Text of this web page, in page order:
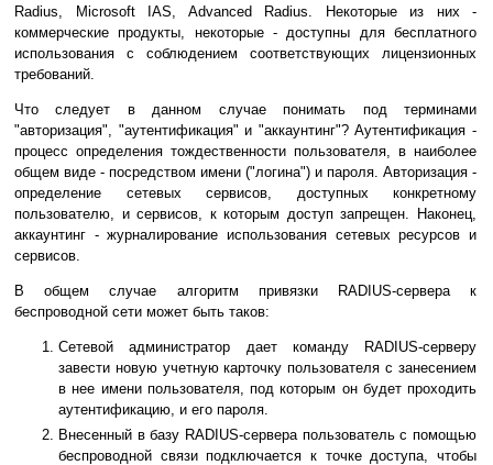
Radius, Microsoft IAS, Advanced Radius. Некоторые из них -
коммерческие продукты, некоторые - доступны для бесплатного
использования с соблюдением соответствующих лицензионных
требований.
Что следует в данном случае понимать под терминами
"авторизация", "аутентификация" и "аккаунтинг"? Аутентификация -
процесс определения тождественности пользователя, в наиболее
общем виде - посредством имени ("логина") и пароля. Авторизация -
определение сетевых сервисов, доступных конкретному
пользователю, и сервисов, к которым доступ запрещен. Наконец,
аккаунтинг - журналирование использования сетевых ресурсов и
сервисов.
В общем случае алгоритм привязки RADIUS-сервера к
беспроводной сети может быть таков:
Сетевой администратор дает команду RADIUS-серверу
завести новую учетную карточку пользователя с занесением
в нее имени пользователя, под которым он будет проходить
аутентификацию, и его пароля.
Внесенный в базу RADIUS-сервера пользователь с помощью
беспроводной связи подключается к точке доступа, чтобы